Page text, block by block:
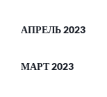
АПРЕЛЬ 2023
МАРТ 2023